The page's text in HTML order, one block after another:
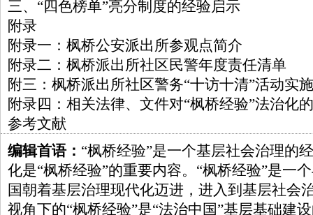
三、“四色榜单”亮分制度的经验启示
附录
附录一：枫桥公安派出所参观点简介
附录二：枫桥派出所社区民警年度责任清单
附三：枫桥派出所社区警务“十访十清”活动实
附录四：相关法律、文件对“枫桥经验”法治化
参考文献
编辑首语： “枫桥经验”是一个基层社会治理的
化是“枫桥经验”的重要内容。“枫桥经验”是一
国朝着基层治理现代化迈进，进入到基层社会
视角下的“枫桥经验”是“法治中国”基层基础建